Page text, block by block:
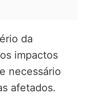
da
impactos
necessário
afetados.